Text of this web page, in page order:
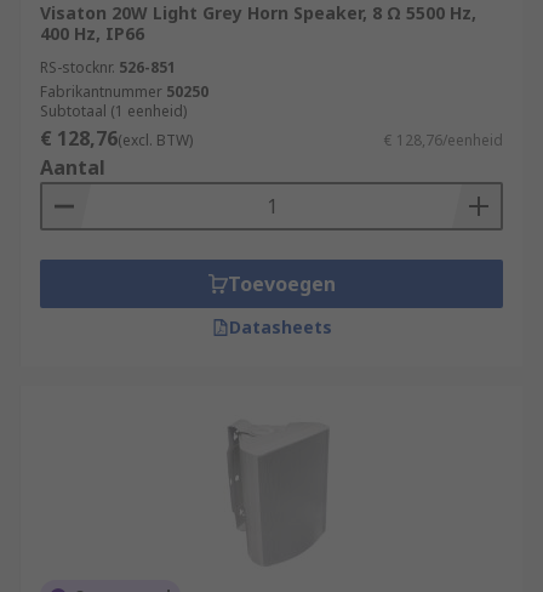
Visaton 20W Light Grey Horn Speaker, 8 Ω 5500 Hz,
400 Hz, IP66
RS-stocknr. 526-851
Fabrikantnummer 50250
Subtotaal (1 eenheid)
€ 128,76(excl. BTW) € 128,76/eenheid
Aantal
Toevoegen
Datasheets